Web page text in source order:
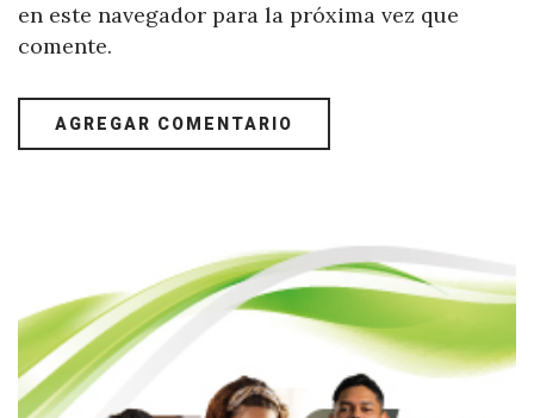
en este navegador para la próxima vez que
comente.